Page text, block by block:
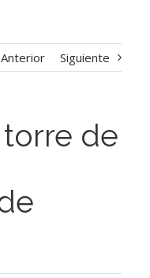
Anterior Siguiente
de